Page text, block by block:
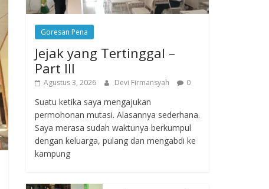
Goresan Pena
Jejak yang Tertinggal –
Part III
Agustus 3, 2026 Devi Firmansyah 0
Suatu ketika saya mengajukan
permohonan mutasi. Alasannya sederhana.
Saya merasa sudah waktunya berkumpul
dengan keluarga, pulang dan mengabdi ke
kampung